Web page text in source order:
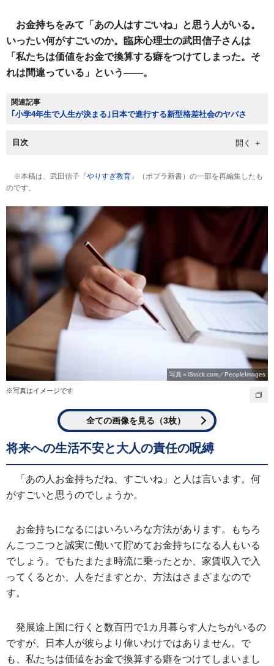
お金持ちをみて「あの人はすごいね」と思う人がいる。
いったい何がすごいのか。臨床心理士の武田信子さんは
「私たちは価値をお金で換算する癖をつけてしまった。そ
れは間違っている」という――。
関連記事
｢小学4年生で人生が決まる｣日本で進行する新型格差社会のヤバさ
目次
※本稿は、武田信子『やりすぎ教育 』（ポプラ新書）の一部を再編集したも
のです。
写真＝iStock.com／PeopleImages
※写真はイメージです
全ての画像を見る（3枚）
将来への生活不安と大人の責任の呪縛
「あの人お金持ちだね、すごいね」と人は言います。何
がすごいと思うのでしょうか。
お金持ちになるにはいろいろな方法があります。もちろ
んこつこつと誠実に働いて貯めてお金持ちになる人もいる
でしょう。でもたまたま時流に乗ったとか、家賃収入で入
ってくるとか、人をだますとか、方法はさまざまなので
す。
発展途上国に行くと数百円で1カ月暮らす人たちがいるの
ですが、日本人が彼らより偉いわけではありません。で
も、私たちは価値をお金で換算する癖をつけてしまいまし